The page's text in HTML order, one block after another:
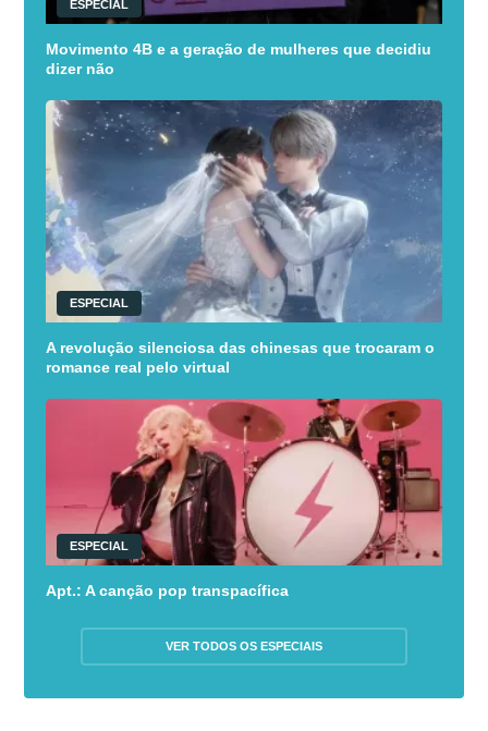
ESPECIAL
Movimento 4B e a geração de mulheres que decidiu
dizer não
ESPECIAL
A revolução silenciosa das chinesas que trocaram o
romance real pelo virtual
ESPECIAL
Apt.: A canção pop transpacífica
VER TODOS OS ESPECIAIS